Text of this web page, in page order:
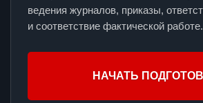
ведения журналов, приказы,
и соответствие фактической работе.
НАЧАТЬ